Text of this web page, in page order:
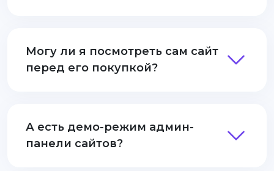
Могу ли я посмотреть сам сайт
перед его покупкой?
А есть демо-режим админ-
панели сайтов?